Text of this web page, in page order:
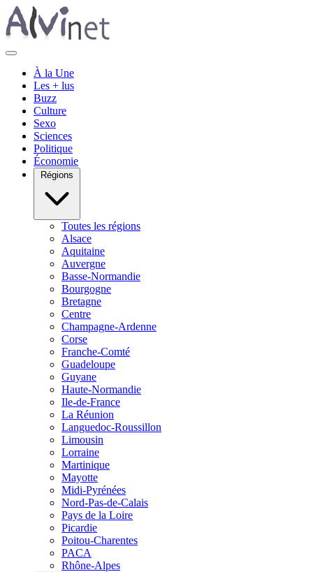
À la Une
Les + lus
Buzz
Culture
Sexo
Sciences
Politique
Économie
Régions
Toutes les régions
Alsace
Aquitaine
Auvergne
Basse-Normandie
Bourgogne
Bretagne
Centre
Champagne-Ardenne
Corse
Franche-Comté
Guadeloupe
Guyane
Haute-Normandie
Ile-de-France
La Réunion
Languedoc-Roussillon
Limousin
Lorraine
Martinique
Mayotte
Midi-Pyrénées
Nord-Pas-de-Calais
Pays de la Loire
Picardie
Poitou-Charentes
PACA
Rhône-Alpes